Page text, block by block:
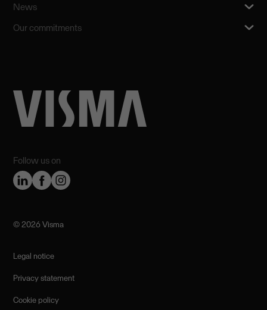
Follow us on
News
Our commitments
©️ 2026 Visma
Legal notice
Privacy statement
Cookie policy